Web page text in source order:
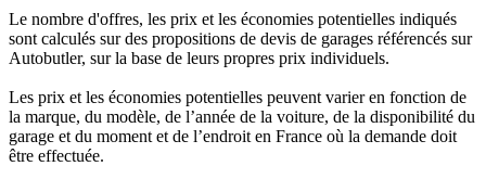
Le nombre d'offres, les prix et les économies potentielles indiqués
sont calculés sur des propositions de devis de garages référencés sur
Autobutler, sur la base de leurs propres prix individuels.
Les prix et les économies potentielles peuvent varier en fonction de
la marque, du modèle, de l’année de la voiture, de la disponibilité du
garage et du moment et de l’endroit en France où la demande doit
être effectuée.